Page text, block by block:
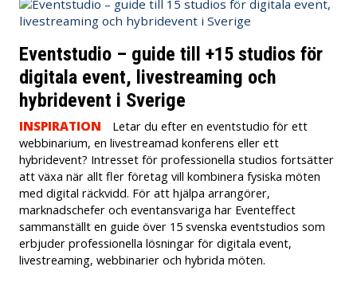
Eventstudio – guide till +15 studios för
digitala event, livestreaming och
hybridevent i Sverige
INSPIRATION
Letar du efter en eventstudio för ett
webbinarium, en livestreamad konferens eller ett
hybridevent? Intresset för professionella studios fortsätter
att växa när allt fler företag vill kombinera fysiska möten
med digital räckvidd. För att hjälpa arrangörer,
marknadschefer och eventansvariga har Eventeffect
sammanställt en guide över 15 svenska eventstudios som
erbjuder professionella lösningar för digitala event,
livestreaming, webbinarier och hybrida möten.